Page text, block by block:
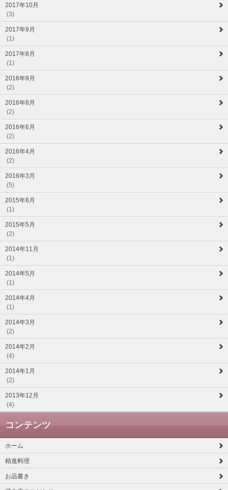
2017年10月
(3)
2017年9月
(1)
2017年8月
(1)
2016年9月
(2)
2016年8月
(2)
2016年6月
(2)
2016年4月
(2)
2016年3月
(5)
2015年8月
(1)
2015年5月
(2)
2014年11月
(1)
2014年5月
(1)
2014年4月
(1)
2014年3月
(2)
2014年2月
(4)
2014年1月
(2)
2013年12月
(4)
コンテンツ
ホーム
精進料理
お品書き